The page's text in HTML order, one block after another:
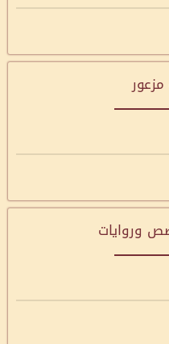
مزعور
وروايات